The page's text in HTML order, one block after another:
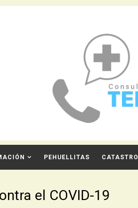
PEHUELLITAS CATASTRO
el COVID-19